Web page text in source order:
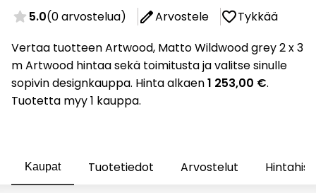
5.0(0 arvostelua) Arvostele
Tykkää
Vertaa tuotteen Artwood, Matto Wildwood grey 2 x 3
m Artwood hintaa sekä toimitusta ja valitse sinulle
sopivin designkauppa. Hinta alkaen1 253,00 €.
Tuotetta myy 1 kauppa.
Kaupat Tuotetiedot Arvostelut